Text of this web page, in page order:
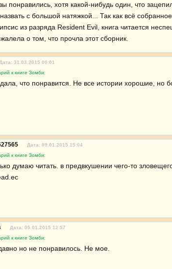
понравились, хотя какой-нибудь один, что
с большой натяжкой... Так как всё
из разряда Resident Evil, книга читается
о том, что прочла этот сборник.
Дата: 31.03.2015 00:01
к книге Зомби:
что понравится. Не все истории хорошие, но
Дата: 09.01.2015 15:04
к книге Зомби:
думаю читать. в предвкушении чего-то
Дата: 05.01.2015 12:57
к книге Зомби:
но не понравилось. Не мое.